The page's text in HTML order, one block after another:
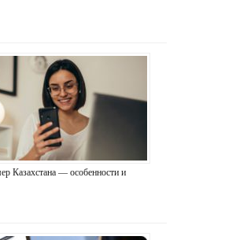
Казахстана — особенности и